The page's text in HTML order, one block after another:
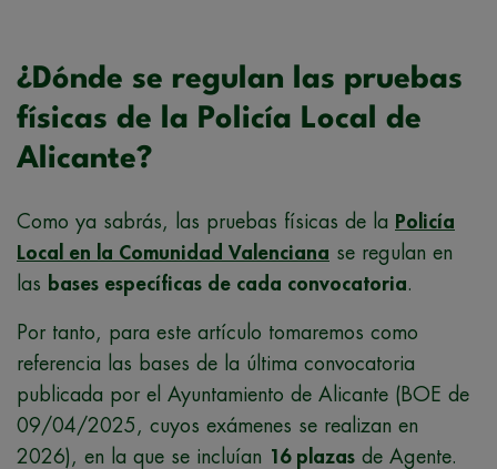
¿Dónde se regulan las pruebas
físicas de la Policía Local de
Alicante?
Como ya sabrás, las pruebas físicas de la Policía
Local en la Comunidad Valenciana se regulan en
las bases específicas de cada convocatoria.
Por tanto, para este artículo tomaremos como
referencia las bases de la última convocatoria
publicada por el Ayuntamiento de Alicante (BOE de
09/04/2025, cuyos exámenes se realizan en
2026), en la que se incluían 16 plazas de Agente.